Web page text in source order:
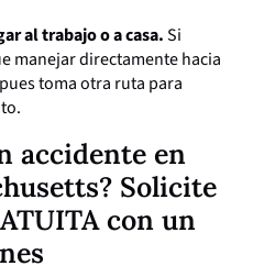
al trabajo o a casa.Si
manejar directamente hacia
toma otra ruta para
accidente en
Solicite
con un